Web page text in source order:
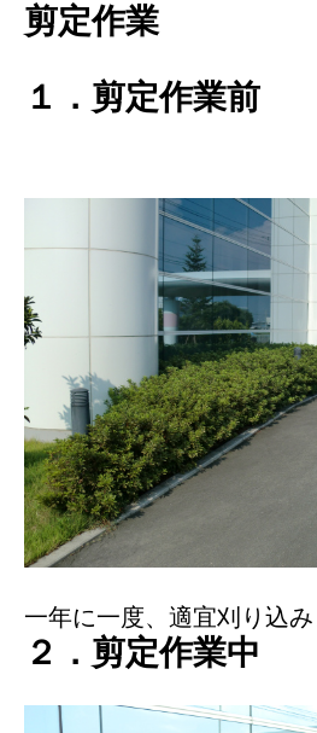
剪定作業
１．剪定作業前
一年に一度、適宜刈り込み
２．剪定作業中